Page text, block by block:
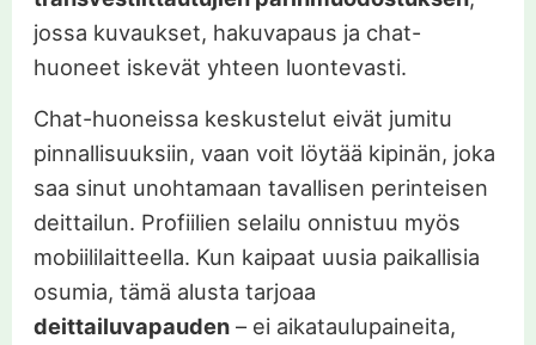
jossa kuvaukset, hakuvapaus ja chat-
huoneet iskevät yhteen luontevasti.
Chat-huoneissa keskustelut eivät jumitu
pinnallisuuksiin, vaan voit löytää kipinän, joka
saa sinut unohtamaan tavallisen perinteisen
deittailun. Profiilien selailu onnistuu myös
mobiililaitteella. Kun kaipaat uusia paikallisia
osumia, tämä alusta tarjoaa
deittailuvapauden– ei aikataulupaineita,